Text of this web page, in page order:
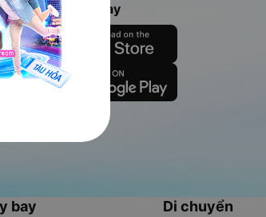
dụng Vexere ngay
bay Di chuyển